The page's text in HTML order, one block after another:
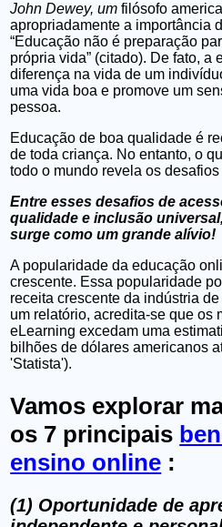
John Dewey, um filósofo
apropriadamente a importância
“Educação não é preparação
própria vida” (citado). De fato, a
diferença na vida de um
uma vida boa e promove um
pessoa.
Educação de boa qualidade é
de toda criança. No entanto, o
todo o mundo revela os
Entre esses desafios de
qualidade e inclusão
surge como um grande alívio!
A popularidade da educação
crescente. Essa popularidade
receita crescente da indústria
um relatório, acredita-se que os
eLearning excedam uma
bilhões de dólares americanos
'Statista').
Vamos explorar
os 7 principais
ensino online :
(1) Oportunidade de